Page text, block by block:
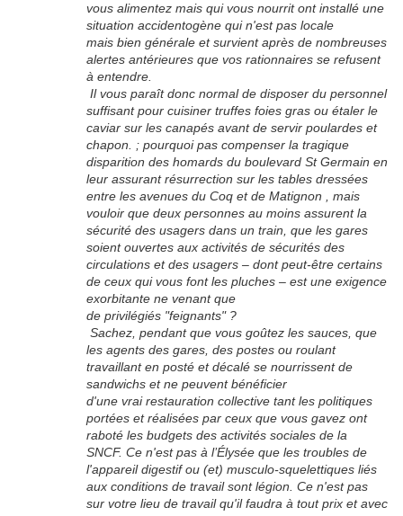
vous alimentez mais qui vous nourrit ont installé une
situation accidentogène qui n'est pas locale
mais bien générale et survient après de nombreuses
alertes antérieures que vos rationnaires se refusent
à entendre.
Il vous paraît donc normal de disposer du personnel
suffisant pour cuisiner truffes foies gras ou étaler le
caviar sur les canapés avant de servir poulardes et
chapon. ; pourquoi pas compenser la tragique
disparition des homards du boulevard St Germain en
leur assurant résurrection sur les tables dressées
entre les avenues du Coq et de Matignon , mais
vouloir que deux personnes au moins assurent la
sécurité des usagers dans un train, que les gares
soient ouvertes aux activités de sécurités des
circulations et des usagers – dont peut-être certains
de ceux qui vous font les pluches – est une exigence
exorbitante ne venant que
de privilégiés "feignants" ?
Sachez, pendant que vous goûtez les sauces, que
les agents des gares, des postes ou roulant
travaillant en posté et décalé se nourrissent de
sandwichs et ne peuvent bénéficier
d'une vrai restauration collective tant les politiques
portées et réalisées par ceux que vous gavez ont
raboté les budgets des activités sociales de la
SNCF. Ce n'est pas à l’Élysée que les troubles de
l'appareil digestif ou (et) musculo-squelettiques liés
aux conditions de travail sont légion. Ce n'est pas
sur votre lieu de travail qu'il faudra à tout prix et avec